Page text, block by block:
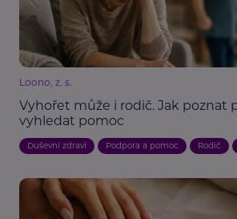
Loono, z. s.
Vyhořet může i rodič. Jak poznat
vyhledat pomoc
Duševní zdraví Podpora a pomoc Rodič